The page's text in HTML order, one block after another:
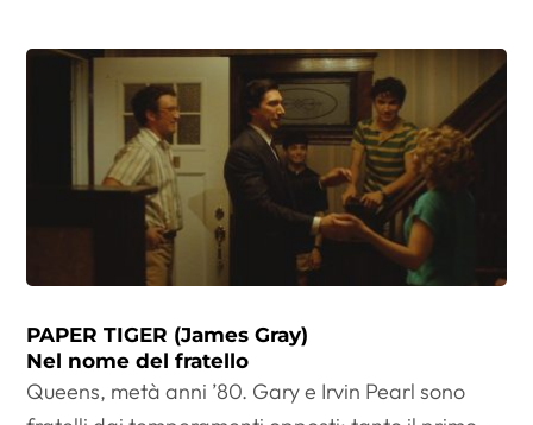
PAPER TIGER (James Gray)
Nel nome del fratello
Queens, metà anni ’80. Gary e Irvin Pearl sono